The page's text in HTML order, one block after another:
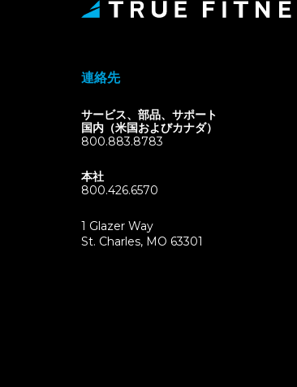
連絡先
サービス、部品、サポート
国内（米国およびカナダ）
800.883.8783
本社
800.426.6570
1 Glazer Way
St. Charles, MO 63301